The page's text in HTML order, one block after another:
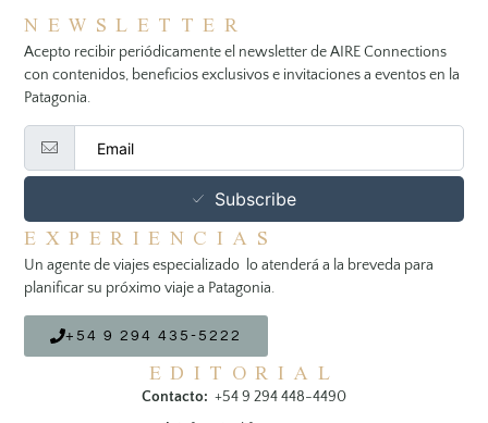
NEWSLETTER
Acepto recibir periódicamente el newsletter de AIRE Connections
con contenidos, beneficios exclusivos e invitaciones a eventos en la
Patagonia.
Subscribe
EXPERIENCIAS
Un agente de viajes especializado lo atenderá a la breveda para
planificar su próximo viaje a Patagonia.
+54 9 294 435-5222
EDITORIAL
Contacto: +54 9 294 448-4490